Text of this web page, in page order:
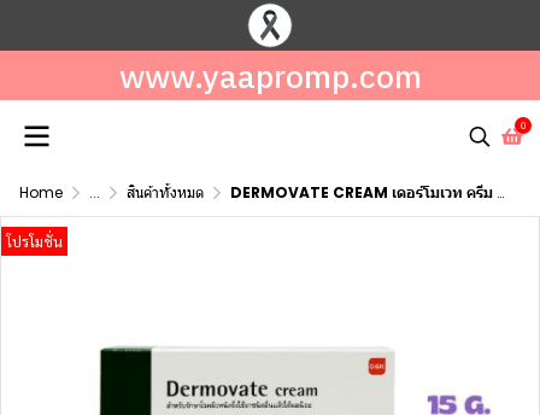
www.yaapromp.com
0
Home ... สินค้าทั้งหมด DERMOVATE CREAM เดอร์โมเวท ครีม แก้คัน 5 กรัม / 15 กรัม
โปรโมชั่น